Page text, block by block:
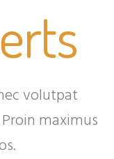
volutpat
maximus